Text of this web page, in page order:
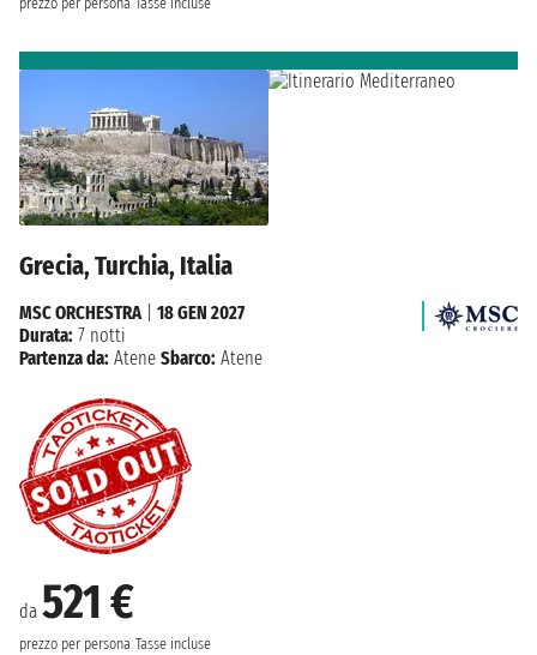
prezzo per persona Tasse incluse
Grecia, Turchia, Italia
da 521 €
prezzo per persona Tasse incluse
MSC ORCHESTRA| 18 GEN 2027
Durata: 7 notti
Partenza da: Atene Sbarco: Atene